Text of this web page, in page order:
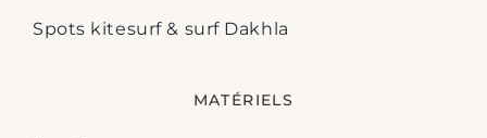
Spots kitesurf & surf Dakhla
MATÉRIELS